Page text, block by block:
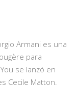
Armani es una
para
se lanzó en
Cecile Matton.